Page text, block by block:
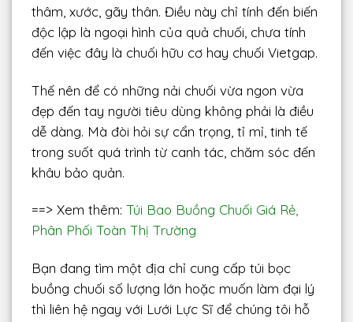
thâm, xước, gãy thân. Điều này chỉ tính đến biến
độc lập là ngoại hình của quả chuối, chưa tính
đến việc đây là chuối hữu cơ hay chuối Vietgap.
Thế nên để có những nải chuối vừa ngon vừa
đẹp đến tay người tiêu dùng không phải là điều
dễ dàng. Mà đòi hỏi sự cẩn trọng, tỉ mỉ, tinh tế
trong suốt quá trình từ canh tác, chăm sóc đến
khâu bảo quản.
==> Xem thêm:Túi Bao Buồng Chuối Giá Rẻ,
Phân Phối Toàn Thị Trường
Bạn đang tìm một địa chỉ cung cấp túi bọc
buồng chuối số lượng lớn hoặc muốn làm đại lý
thì liên hệ ngay với Lưới Lực Sĩ để chúng tôi hỗ